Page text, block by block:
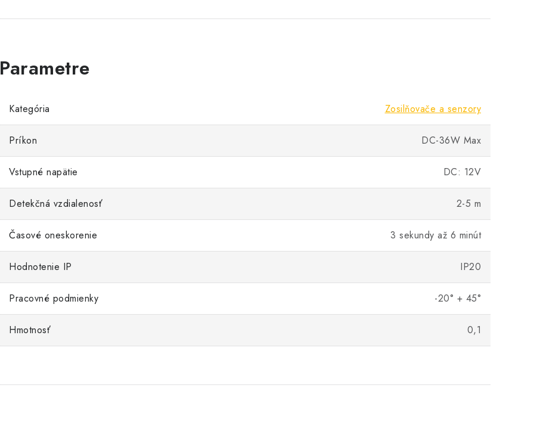
Kategória Zosilňovače a senzory
Príkon DC-36W Max
Vstupné napätie DC: 12V
Detekčná vzdialenosť 2-5 m
Časové oneskorenie 3 sekundy až 6 minút
Hodnotenie IP IP20
Pracovné podmienky -20° + 45°
Hmotnosť 0,1